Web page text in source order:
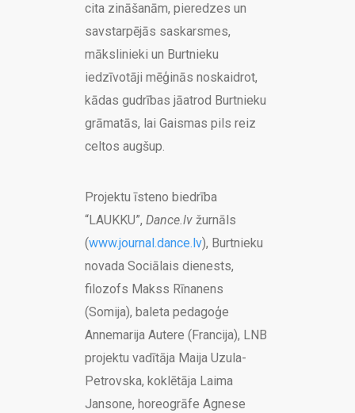
cita zināšanām, pieredzes un
savstarpējās saskarsmes,
mākslinieki un Burtnieku
iedzīvotāji mēģinās noskaidrot,
kādas gudrības jāatrod Burtnieku
grāmatās, lai Gaismas pils reiz
celtos augšup.
Projektu īsteno biedrība
“LAUKKU”, Dance.lvžurnāls
(www.journal.dance.lv), Burtnieku
novada Sociālais dienests,
filozofs Makss Rīnanens
(Somija), baleta pedagoģe
Annemarija Autere (Francija), LNB
projektu vadītāja Maija Uzula-
Petrovska, koklētāja Laima
Jansone, horeogrāfe Agnese